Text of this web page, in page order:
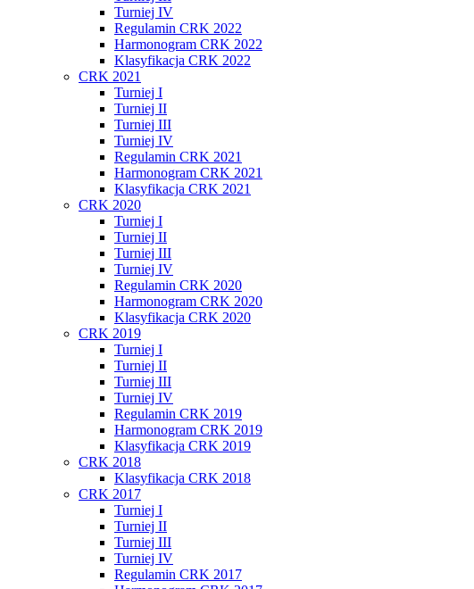
Turniej IV
Regulamin CRK 2022
Harmonogram CRK 2022
Klasyfikacja CRK 2022
CRK 2021
Turniej I
Turniej II
Turniej III
Turniej IV
Regulamin CRK 2021
Harmonogram CRK 2021
Klasyfikacja CRK 2021
CRK 2020
Turniej I
Turniej II
Turniej III
Turniej IV
Regulamin CRK 2020
Harmonogram CRK 2020
Klasyfikacja CRK 2020
CRK 2019
Turniej I
Turniej II
Turniej III
Turniej IV
Regulamin CRK 2019
Harmonogram CRK 2019
Klasyfikacja CRK 2019
CRK 2018
Klasyfikacja CRK 2018
CRK 2017
Turniej I
Turniej II
Turniej III
Turniej IV
Regulamin CRK 2017